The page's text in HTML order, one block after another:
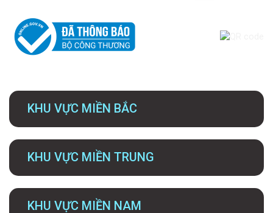
KHU VỰC MIỀN BẮC
KHU VỰC MIỀN TRUNG
KHU VỰC MIỀN NAM